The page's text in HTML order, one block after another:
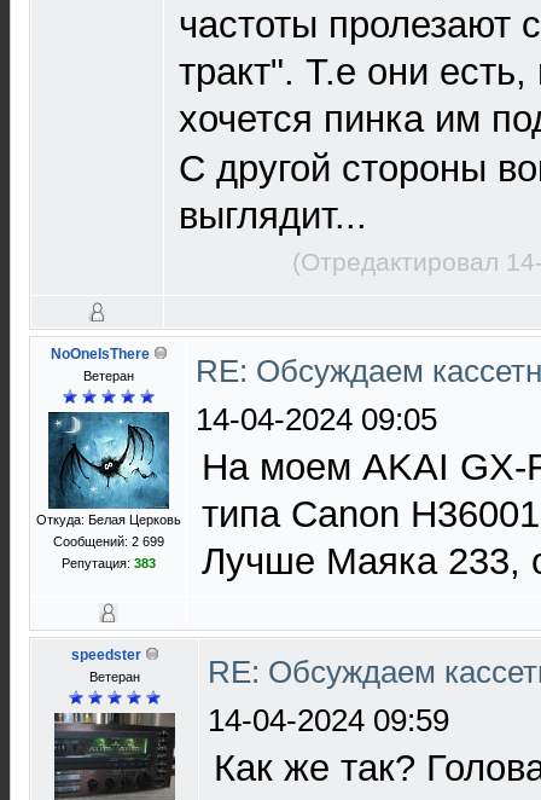
частоты пролезают
тракт". Т.е они
хочется пинка им
С другой стороны
выглядит...
(Отредактировал
NoOneIsThere
Ветеран
Откуда: Белая Церковь
Сообщений: 2 699
Репутация: 383
RE: Обсуждаем
14-04-2024 09:05
На моем AKAI GX-
типа Canon
Лучше Маяка 233,
speedster
Ветеран
RE: Обсуждаем
14-04-2024 09:59
Как же так?